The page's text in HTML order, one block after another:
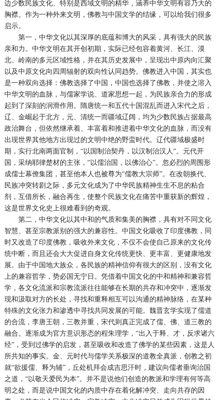
边少数民族文化、特别是西域文明的精华，涵养中华文明有容乃大的
胸襟。作为一种外来文明，佛教与中国文学的结缘，可以给我们很多
启示。
第一，中华文化以其深厚的底蕴和博大的风采，具有强大的民族
亲和力。中华文明在其开创初期，实际已经包容着黄河、长江、漠
北、岭南的多元区域性格，并在其历史发展中，呈现出中原内向汇聚
以及中原文化向四周辐射的双向性认同趋势。佛教进入中国，其实也
是一种双向选择：佛教选择了中国，中国也选择了佛教，并使之溶入
中华文明的血脉，与儒家学说、道家思想一起，为民族亲合力的形成
起到了深刻的润滑作用。隋唐统一和五代十国混乱而进入宋代之后，
辽、金崛起于北方，元、清统一而疆域辽阔，均为少数民族占据最高
政治舞台，但依然继承着、丰富着和推进着中华文化的血脉，而没有
出现世界其他地方出现过的文明中绝的野蛮时代。辽代疆域极盛时
期，实行北南两面官制，“以国制治契丹，以汉制治汉人“。元代开
国，采纳耶律楚材的主张，“以儒治国，以佛治心”。忽必烈的周围形
成儒士幕僚集团，甚至他本人也被尊为“儒教大宗师”。在改朝换代、
民族冲突转剧之际，多元文化成为了中华民族精神生生不息的粘合
剂，互借所长，融合再生，使整个民族文化在痛苦中重获新的辉煌，
这是世界文化史上很难看到的奇观。
第二，中华文化以其中和的气质和集美的胸襟，具有对不同文化
智慧、甚至宗教派别的强大的兼容性。中国文化吸收了印度佛教，同
时又改造了印度佛教，吸收外来文化，不仅不会使自己原来的文化传
统中断，而且还会大大促进自身文化传统更快、更丰富、更健康地发
展。由于中国地大族众，各民族的精神信仰有很大的区别，没有文化
上的兼容哲学，势必国无宁日。凭借着中国文化的中和精神和兼容哲
学，各文化流派和宗教流派往往能够在长期的共存和冲突中，逐渐发
现和汲取对方的长处，寻找和重释相互可以沟通的精神脉络，在某种
特殊的文化张力和渗透中寻找共同发展的可能。魏晋玄学实现了儒道
的合流，李唐王朝，三教并重，宋代则真正完成了儒、佛、道三教的
融合。逐渐成为官方意识形态的程朱理学，“出入于释、才，反求诸六
经”，受到过佛学的启发，甚至吸收和改造了佛学的某些因素，这是人
所共知的事实。金、元时代与儒学关系极深的道教全真派，创教之初
就“欲援儒、释为辅”，丘处机拜会成吉思汗时，建议向儒者垂询治国
之道，“以敬天爱民为本”。并不是说他们创造的教派和学理有何等高
明之处，而是说中国文化的内质中存在着化解冲突、走向共存的因